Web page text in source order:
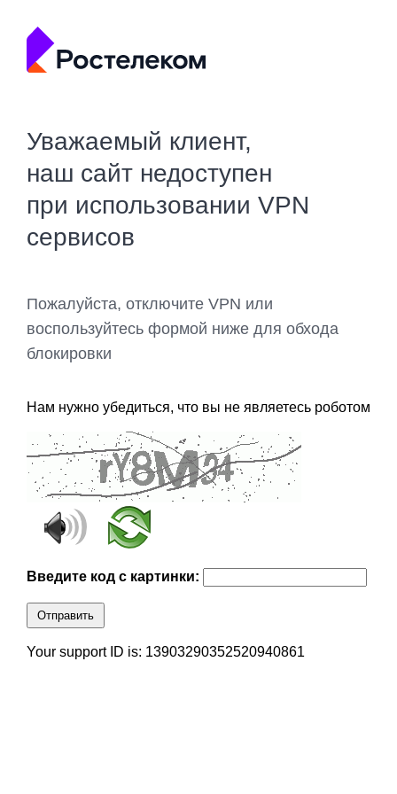
Уважаемый клиент,
наш сайт недоступен
при использовании VPN
сервисов
Пожалуйста, отключите VPN или
воспользуйтесь формой ниже для обхода
блокировки
Нам нужно убедиться, что вы не являетесь роботом
Введите код с картинки:
Отправить
Your support ID is: 13903290352520940861